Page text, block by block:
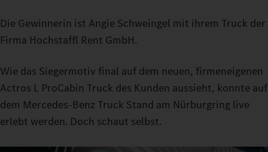
Die Gewinnerin ist Angie Schweingel mit ihrem Truck der
Firma Hochstaffl Rent GmbH.
Wie das Siegermotiv final auf dem neuen, firmeneigenen
Actros L ProCabin Truck des Kunden aussieht, konnte auf
dem Mercedes-Benz Truck Stand am Nürburgring live
erlebt werden. Doch schaut selbst.